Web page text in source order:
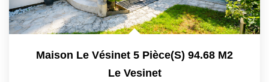
Maison Le Vésinet 5 Pièce(s) 94.68 M2
Le Vesinet